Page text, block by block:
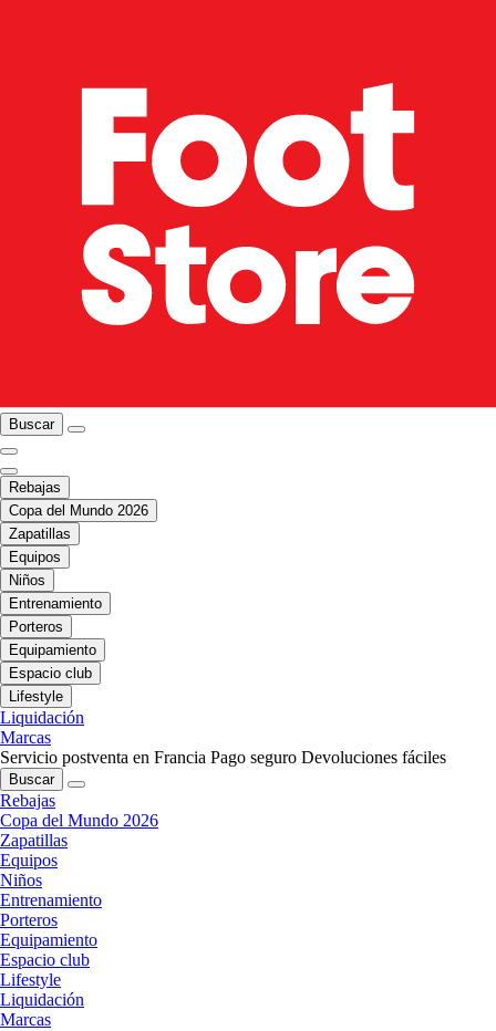
Buscar
Rebajas
Copa del Mundo 2026
Zapatillas
Equipos
Niños
Entrenamiento
Porteros
Equipamiento
Espacio club
Lifestyle
Liquidación
Marcas
Servicio postventa en Francia Pago seguro Devoluciones fáciles
Buscar
Rebajas
Copa del Mundo 2026
Zapatillas
Equipos
Niños
Entrenamiento
Porteros
Equipamiento
Espacio club
Lifestyle
Liquidación
Marcas